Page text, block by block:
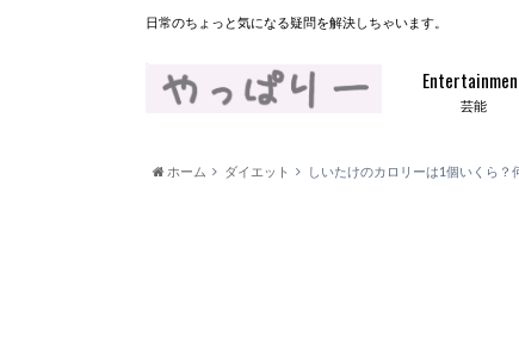
日常のちょっと気になる疑問を解決しちゃいます。
芸能
ホーム ダイエット しいたけのカロリーは1個いくら